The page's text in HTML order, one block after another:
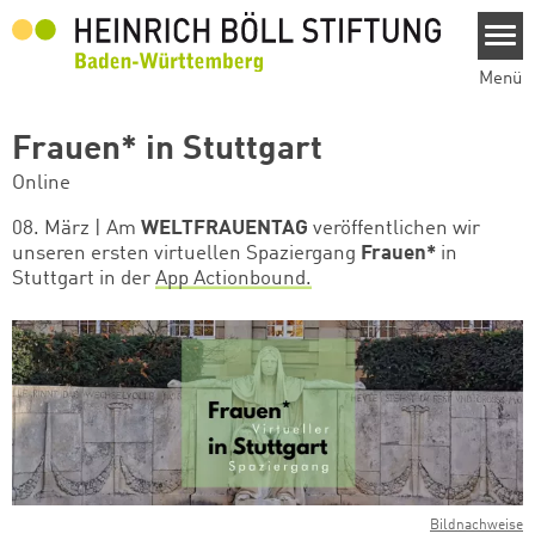
Menü
Frauen* in Stuttgart
Online
08. März | Am WELTFRAUENTAG veröffentlichen wir
unseren ersten virtuellen Spaziergang Frauen* in
Stuttgart in der App Actionbound.
Bildnachweise